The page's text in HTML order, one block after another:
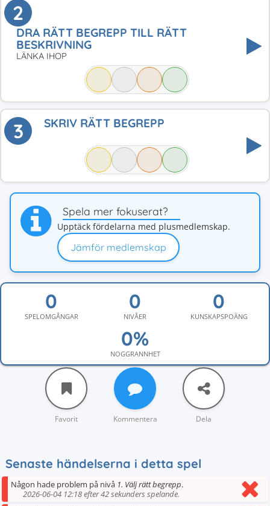
2
DRA RÄTT BEGREPP TILL RÄTT
BESKRIVNING
LÄNKA IHOP
3 SKRIV RÄTT BEGREPP
Spela mer fokuserat?
Upptäck fördelarna med plusmedlemskap.
Jämför medlemskap
SPELOMGÅNGAR NIVÅER KUNSKAPSPOÄNG
NOGGRANNHET
Favorit Kommentera Dela
Senaste händelserna i detta spel
Någon hade problem på nivå 1. Välj rätt begrepp.
2026-06-04 12:18 efter 42 sekunders spelande.